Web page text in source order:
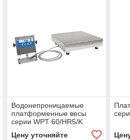
Водонепроницаемые
платформенные весы
серии WPT 60/HR5/K
Цену уточняйте